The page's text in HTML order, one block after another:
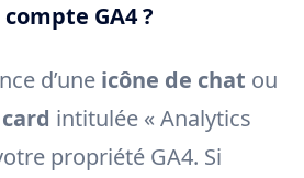
GA4 ?
d’une icône de chat ou
intitulée « Analytics
propriété GA4. Si